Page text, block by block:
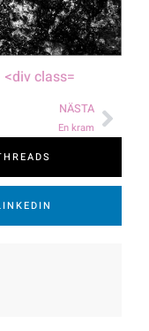
NÄSTA
En kram